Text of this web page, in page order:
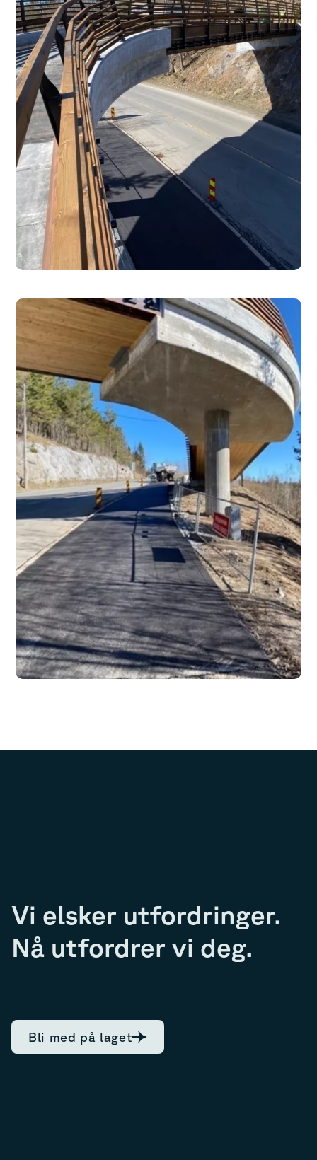
Vi elsker utfordringer.
Nå utfordrer vi deg.
Bli med på laget